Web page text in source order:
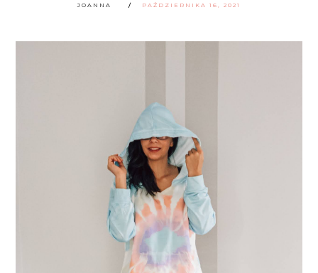
JOANNA PAŹDZIERNIKA 16, 2021